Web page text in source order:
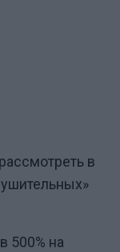
в
»
500% на